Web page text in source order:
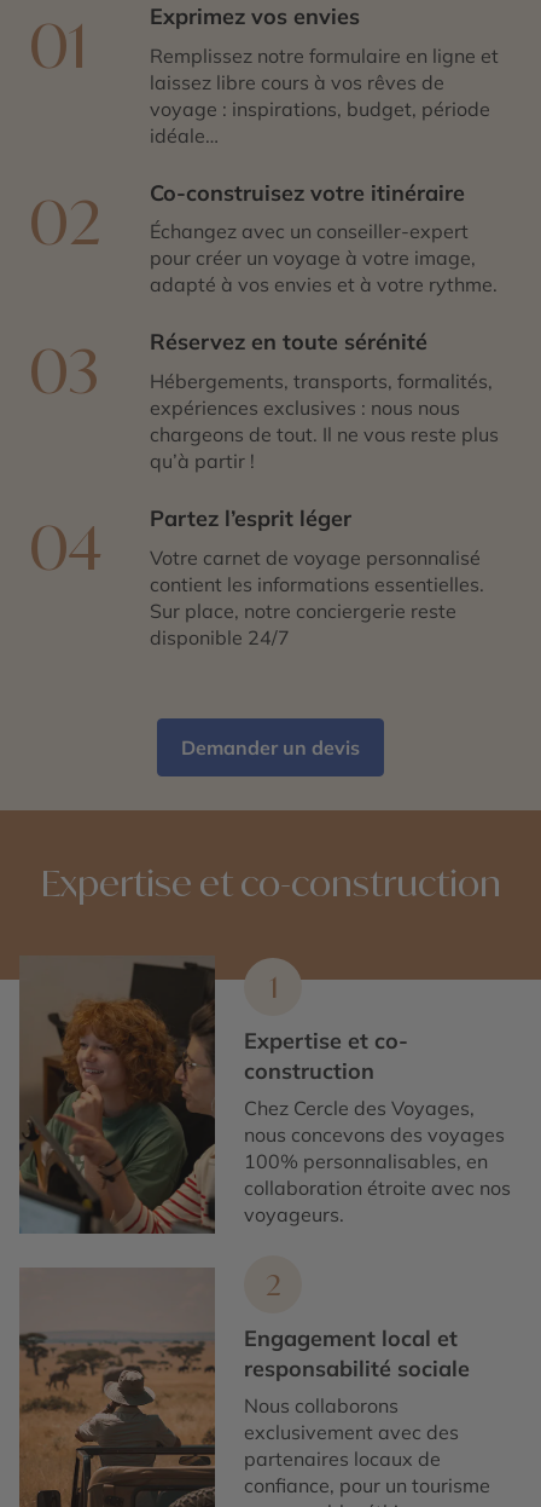
01 Exprimez vos envies
Remplissez notre formulaire en ligne et
laissez libre cours à vos rêves de
voyage : inspirations, budget, période
idéale…
02 Co-construisez votre itinéraire
Échangez avec un conseiller-expert
pour créer un voyage à votre image,
adapté à vos envies et à votre rythme.
03 Réservez en toute sérénité
Hébergements, transports, formalités,
expériences exclusives : nous nous
chargeons de tout. Il ne vous reste plus
qu’à partir !
04 Partez l’esprit léger
Votre carnet de voyage personnalisé
contient les informations essentielles.
Sur place, notre conciergerie reste
disponible 24/7
Demander un devis
Expertise et co-construction
1
Expertise et co-
construction
Chez Cercle des Voyages,
nous concevons des voyages
100% personnalisables, en
collaboration étroite avec nos
voyageurs.
2
Engagement local et
responsabilité sociale
Nous collaborons
exclusivement avec des
partenaires locaux de
confiance, pour un tourisme